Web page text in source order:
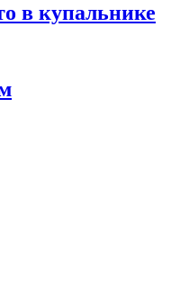
в купальнике